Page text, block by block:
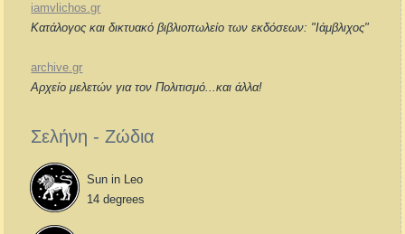
iamvlichos.gr
Κατάλογος και δικτυακό βιβλιοπωλείο των εκδόσεων: "Ιάμβλιχος"
archive.gr
Αρχείο μελετών για τον Πολιτισμό...και άλλα!
Σελήνη - Ζώδια
Sun in Leo
14 degrees